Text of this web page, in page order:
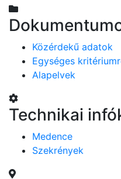
Közérdekű adatok
Egységes
Alapelvek
Technikai
Medence
Szekrények